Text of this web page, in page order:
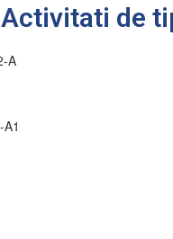
Activitati de